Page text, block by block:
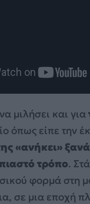
μιλήσει και για
όπως είπε την
«ανήκει»
τρόπο.
φορμά στη
σε μια εποχή